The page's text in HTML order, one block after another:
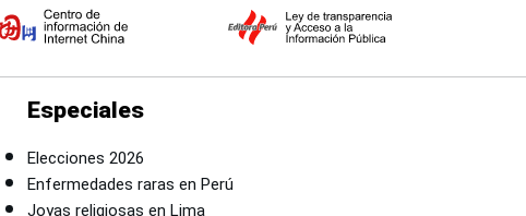
Especiales
Elecciones 2026
Enfermedades raras en Perú
Joyas religiosas en Lima